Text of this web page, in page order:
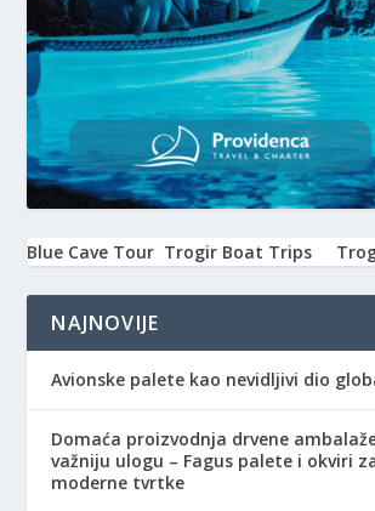
Blue Cave Tour Trogir Boat Trips
NAJNOVIJE
Avionske palete kao nevidljivi dio
Domaća proizvodnja drvene
važniju ulogu – Fagus palete i okviri
moderne tvrtke